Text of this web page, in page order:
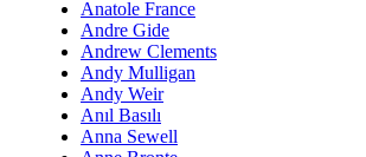
Anatole France
Andre Gide
Andrew Clements
Andy Mulligan
Andy Weir
Anıl Basılı
Anna Sewell